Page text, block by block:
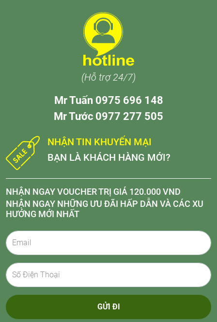
(Hỗ trợ 24/7)
Mr Tuấn 0975 696 148
Mr Tước 0977 277 505
NHẬN TIN KHUYẾN MẠI
BẠN LÀ KHÁCH HÀNG MỚI?
NHẬN NGAY VOUCHER TRỊ GIÁ 120.000 VND
NHẬN NGAY NHỮNG ƯU ĐÃI HẤP DẪN VÀ CÁC XU
HƯỚNG MỚI NHẤT
GỬI ĐI